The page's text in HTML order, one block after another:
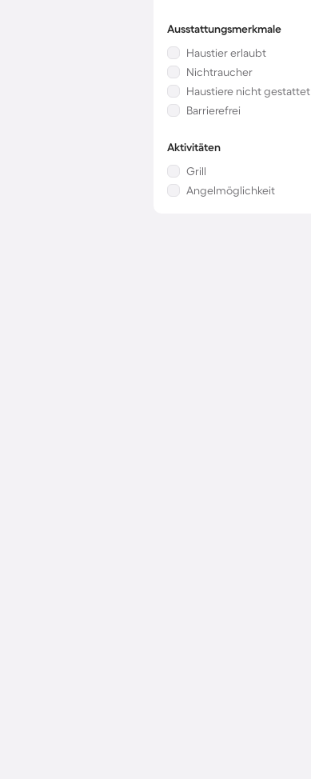
Ausstattungsmerkmale
Haustier erlaubt
Nichtraucher
Haustiere nicht gestattet
Barrierefrei
Aktivitäten
Grill
Angelmöglichkeit